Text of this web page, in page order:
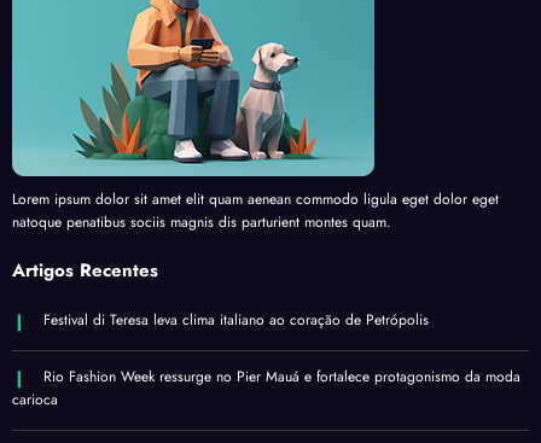
Lorem ipsum dolor sit amet elit quam aenean commodo ligula eget dolor eget
natoque penatibus sociis magnis dis parturient montes quam.
Artigos Recentes
Festival di Teresa leva clima italiano ao coração de Petrópolis
Rio Fashion Week ressurge no Pier Mauá e fortalece protagonismo da moda
carioca